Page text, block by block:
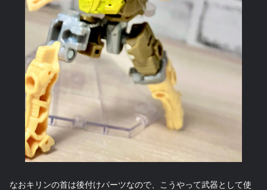
なおキリンの首は後付けパーツなので、こうやって武器として使